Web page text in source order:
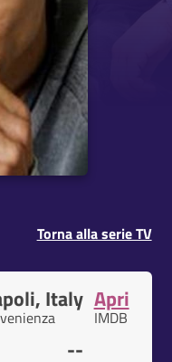
Torna alla serie TV
Italy Apri
IMDB
--